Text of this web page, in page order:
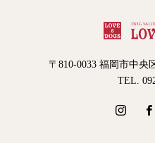
〒810-0033 福岡市中央
TEL.